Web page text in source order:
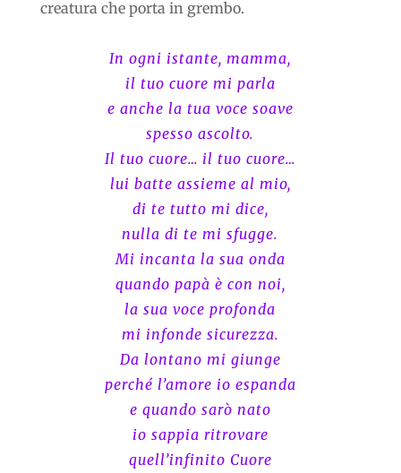
creatura che porta in grembo.
In ogni istante, mamma,
il tuo cuore mi parla
e anche la tua voce soave
spesso ascolto.
Il tuo cuore… il tuo cuore…
lui batte assieme al mio,
di te tutto mi dice,
nulla di te mi sfugge.
Mi incanta la sua onda
quando papà è con noi,
la sua voce profonda
mi infonde sicurezza.
Da lontano mi giunge
perché l’amore io espanda
e quando sarò nato
io sappia ritrovare
quell’infinito Cuore